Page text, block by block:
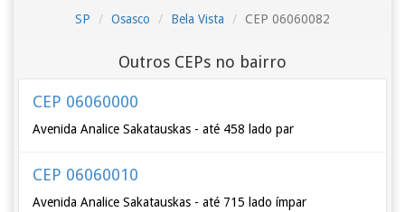
SP Osasco Bela Vista CEP 06060082
Outros CEPs no bairro
CEP 06060000
Avenida Analice Sakatauskas - até 458 lado par
CEP 06060010
Avenida Analice Sakatauskas - até 715 lado ímpar